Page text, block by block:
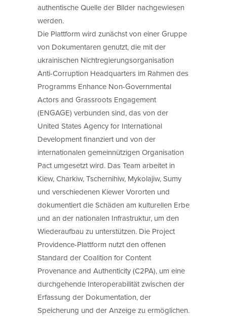
authentische Quelle der Bilder nachgewiesen
werden.
Die Plattform wird zunächst von einer Gruppe
von Dokumentaren genutzt, die mit der
ukrainischen Nichtregierungsorganisation
Anti-Corruption Headquarters im Rahmen des
Programms Enhance Non-Governmental
Actors and Grassroots Engagement
(ENGAGE) verbunden sind, das von der
United States Agency for International
Development finanziert und von der
internationalen gemeinnützigen Organisation
Pact umgesetzt wird. Das Team arbeitet in
Kiew, Charkiw, Tschernihiw, Mykolajiw, Sumy
und verschiedenen Kiewer Vororten und
dokumentiert die Schäden am kulturellen Erbe
und an der nationalen Infrastruktur, um den
Wiederaufbau zu unterstützen. Die Project
Providence-Plattform nutzt den offenen
Standard der Coalition for Content
Provenance and Authenticity (C2PA), um eine
durchgehende Interoperabilität zwischen der
Erfassung der Dokumentation, der
Speicherung und der Anzeige zu ermöglichen.